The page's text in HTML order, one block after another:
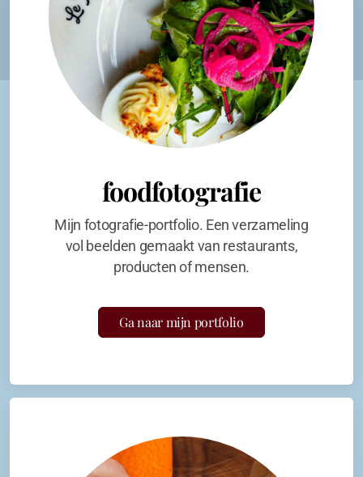
foodfotografie
Mijn fotografie-portfolio. Een verzameling
vol beelden gemaakt van restaurants,
producten of mensen.
Ga naar mijn portfolio